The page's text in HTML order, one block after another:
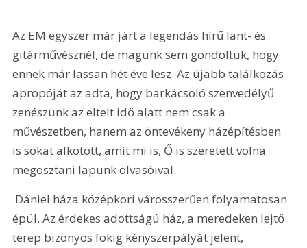
Az EM egyszer már járt a legendás hírű lant- és
gitárművésznél, de magunk sem gondoltuk, hogy
ennek már lassan hét éve lesz. Az újabb találkozás
apropóját az adta, hogy barkácsoló szenvedélyű
zenészünk az eltelt idő alatt nem csak a
művészetben, hanem az öntevékeny házépítésben
is sokat alkotott, amit mi is, Ő is szeretett volna
megosztani lapunk olvasóival.
épül. Az érdekes adottságú ház, a meredeken lejtő
terep bizonyos fokig kényszerpályát jelent,